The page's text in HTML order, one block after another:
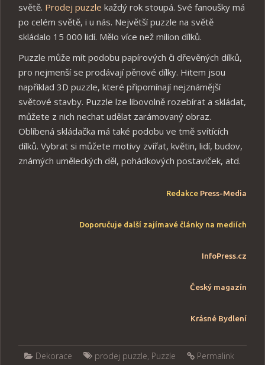
světě. Prodej puzzle každý rok stoupá. Své fanoušky má
po celém světě, i u nás. Největší puzzle na světě
skládalo 15 000 lidí. Mělo více než milion dílků.
Puzzle může mít podobu papírových či dřevěných dílků,
pro nejmenší se prodávají pěnové dílky. Hitem jsou
například 3D puzzle, které připomínají nejznámější
světové stavby. Puzzle lze libovolně rozebírat a skládat,
můžete z nich nechat udělat zarámovaný obraz.
Oblíbená skládačka má také podobu ve tmě svítících
dílků. Vybrat si můžete motivy zvířat, květin, lidí, budov,
známých uměleckých děl, pohádkových postaviček, atd.
Redakce Press-Media
Doporučuje další zajímavé články na mediích
InfoPress.cz
Český magazín
Krásné Bydlení
Dekorace prodej puzzle, Puzzle Permalink